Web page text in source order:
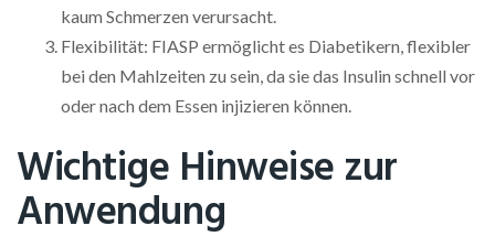
kaum Schmerzen verursacht.
Flexibilität: FIASP ermöglicht es Diabetikern, flexibler
bei den Mahlzeiten zu sein, da sie das Insulin schnell vor
oder nach dem Essen injizieren können.
Wichtige Hinweise zur
Anwendung